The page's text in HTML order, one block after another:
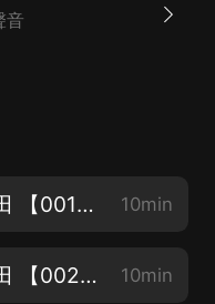
音
重生農女，她有田園好種田 【001】醒來 10min
重生農女，她有田園好種田 【002】家人 10min